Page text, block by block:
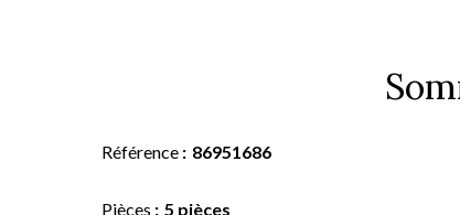
Référence 86951686
Pièces 5 pièces